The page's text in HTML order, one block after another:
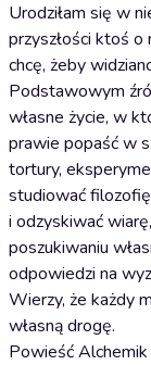
Urodziłam się w
przyszłości ktoś o
chcę, żeby
Podstawowym
własne życie, w
prawie popaść w
tortury,
studiować
i odzyskiwać
poszukiwaniu
odpowiedzi na
Wierzy, że każdy
własną drogę.
Powieść